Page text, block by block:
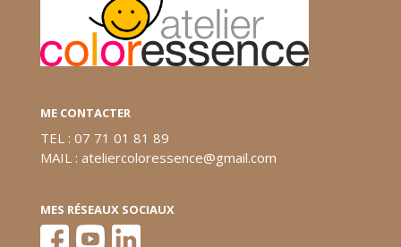
ME CONTACTER
TEL : 07 71 01 81 89
MAIL : ateliercoloressence@gmail.com
MES RÉSEAUX SOCIAUX